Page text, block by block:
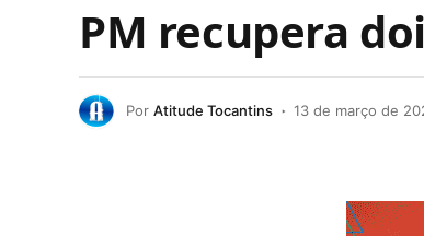
PM recupera
Por Atitude Tocantins 13 de março de